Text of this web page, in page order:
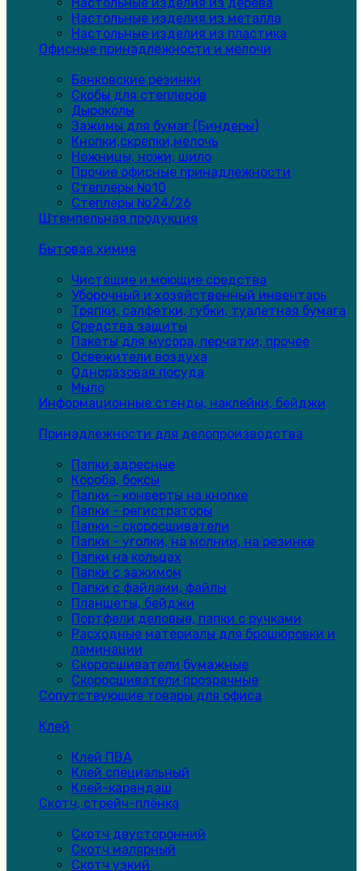
Настольные изделия из металла
Настольные изделия из пластика
Офисные принадлежности и мелочи
Банковские резинки
Скобы для степлеров
Дыроколы
Зажимы для бумаг (Биндеры)
Кнопки,скрепки,мелочь
Ножницы, ножи, шило
Прочие офисные принадлежности
Степлеры №10
Степлеры №24/26
Штемпельная продукция
Бытовая химия
Чистящие и моющие средства
Уборочный и хозяйственный инвентарь
Тряпки, салфетки, губки, туалетная бумага
Средства защиты
Пакеты для мусора, перчатки, прочее
Освежители воздуха
Одноразовая посуда
Мыло
Информационные стенды, наклейки, бейджи
Принадлежности для делопроизводства
Папки адресные
Короба, боксы
Папки - конверты на кнопке
Папки - регистраторы
Папки - скоросшиватели
Папки - уголки, на молнии, на резинке
Папки на кольцах
Папки с зажимом
Папки с файлами, файлы
Планшеты, бейджи
Портфели деловые, папки с ручками
Расходные материалы для брошюровки и
ламинации
Скоросшиватели бумажные
Скоросшиватели прозрачные
Сопутствующие товары для офиса
Клей
Клей ПВА
Клей специальный
Клей-карандаш
Скотч, стрейч-плёнка
Скотч двусторонний
Скотч малярный
Скотч узкий